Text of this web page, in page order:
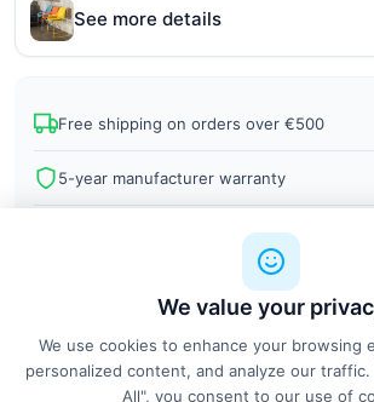
See more details
Free shipping on orders over €500
5-year manufacturer warranty
Professional installation available
Similar Products
We value your
We use cookies to enhance your browsing
personalized content, and analyze our traffic.
All", you consent to our use of